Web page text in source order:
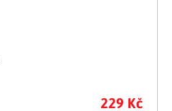
229 Kč